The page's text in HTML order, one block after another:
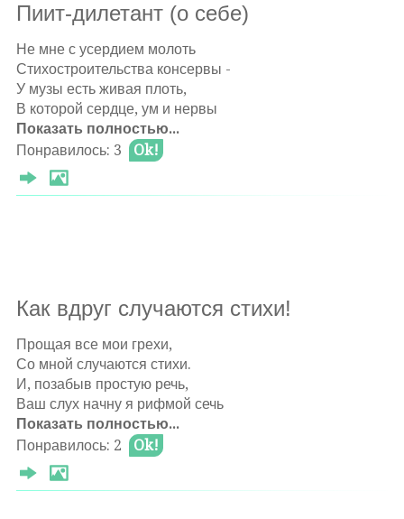
Пиит-дилетант (о себе)
Не мне с усердием молоть
Стихостроительства консервы -
У музы есть живая плоть,
В которой сердце, ум и нервы
Не могут страсти обороть.
Недрессировсанным Пегасом
Душа моя увлечена!
Оставлять комментарии могут только
авторизированныепользователи
Показать полностью...
Понравилось: 3
Ok!
Как вдруг случаются стихи!
Прощая все мои грехи,
Со мной случаются стихи.
И, позабыв простую речь,
Ваш слух начну я рифмой сечь
Когда негаданно-нежданно
Спою глаголом Свыше данным!
В душе поэзии истоки
Показать полностью...
Понравилось: 2
Ok!